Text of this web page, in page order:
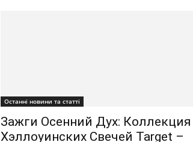
Останні новини та статті
Зажги Осенний Дух: Коллекция
Хэллоуинских Свечей Target –